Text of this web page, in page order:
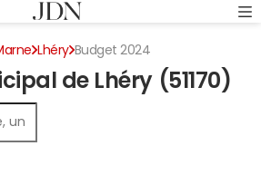
Lhéry Budget 2024
de Lhéry (51170)